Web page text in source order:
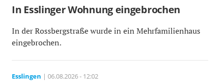
In Esslinger Wohnung eingebrochen
In der Rossbergstraße wurde in ein Mehrfamilienhaus
eingebrochen.
Esslingen | 06.08.2026 - 12:02